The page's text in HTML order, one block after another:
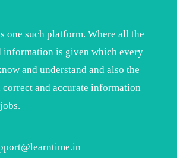
one such platform. Where all the
information is given which every
and understand and also the
and accurate information